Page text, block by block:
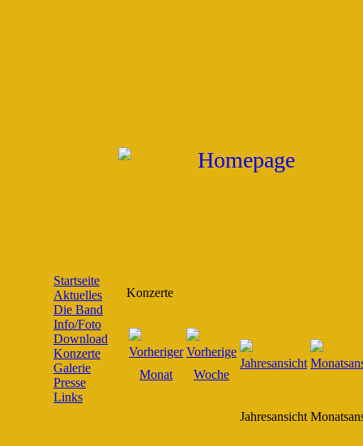
Startseite
Aktuelles
Die Band
Info/Foto
Download
Konzerte
Galerie
Presse
Links
Konzerte
Jahresansicht